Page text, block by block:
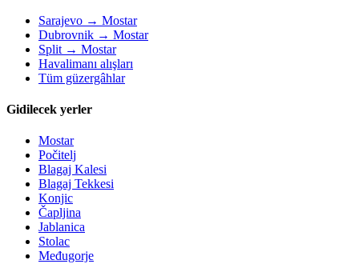
Sarajevo → Mostar
Dubrovnik → Mostar
Split → Mostar
Havalimanı alışları
Tüm güzergâhlar
Gidilecek yerler
Mostar
Počitelj
Blagaj Kalesi
Blagaj Tekkesi
Konjic
Čapljina
Jablanica
Stolac
Međugorje